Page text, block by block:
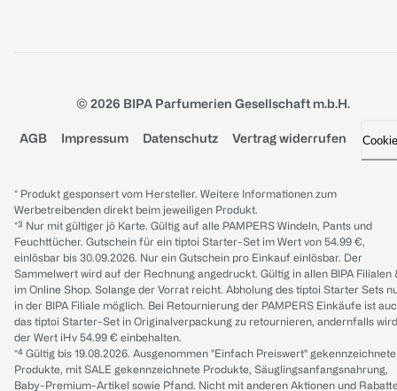
© 2026 BIPA Parfumerien Gesellschaft m.b.H.
AGB Impressum Datenschutz Vertrag widerrufen
* Produkt gesponsert vom Hersteller. Weitere Informationen zum
Werbetreibenden direkt beim jeweiligen Produkt.
*³ Nur mit gültiger jö Karte. Gültig auf alle PAMPERS Windeln, Pants und
Feuchttücher. Gutschein für ein tiptoi Starter-Set im Wert von 54.99 €,
einlösbar bis 30.09.2026. Nur ein Gutschein pro Einkauf einlösbar. Der
Sammelwert wird auf der Rechnung angedruckt. Gültig in allen BIPA Filialen
im Online Shop. Solange der Vorrat reicht. Abholung des tiptoi Starter Sets
in der BIPA Filiale möglich. Bei Retournierung der PAMPERS Einkäufe ist
das tiptoi Starter-Set in Originalverpackung zu retournieren, andernfalls wird
der Wert iHv 54.99 € einbehalten.
*⁴ Gültig bis 19.08.2026. Ausgenommen "Einfach Preiswert" gekennzeichnete
Produkte, mit SALE gekennzeichnete Produkte, Säuglingsanfangsnahrung,
Baby-Premium-Artikel sowie Pfand. Nicht mit anderen Aktionen und